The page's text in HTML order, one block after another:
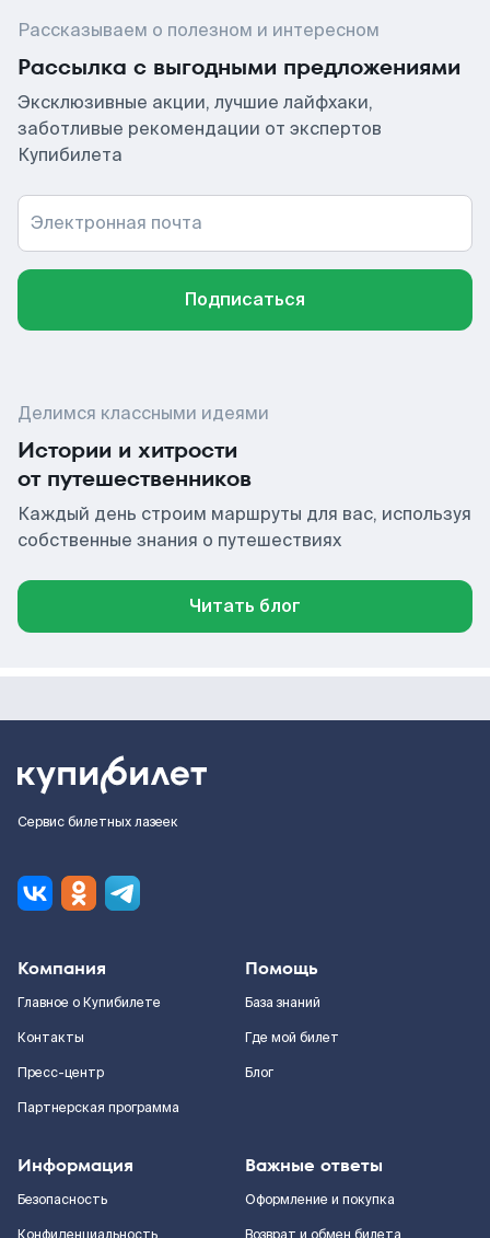
Рассказываем о полезном и интересном
Рассылка с выгодными предложениями
Эксклюзивные акции, лучшие лайфхаки,
заботливые рекомендации от экспертов
Купибилета
Электронная почта
Подписаться
Делимся классными идеями
Истории и хитрости
от путешественников
Каждый день строим маршруты для вас, используя
собственные знания о путешествиях
Читать блог
Сервис билетных лазеек
Компания
Главное о Купибилете
Контакты
Пресс-центр
Партнерская программа
Помощь
База знаний
Где мой билет
Блог
Информация
Безопасность
Важные ответы
Оформление и покупка